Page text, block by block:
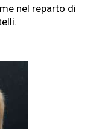
nel reparto di